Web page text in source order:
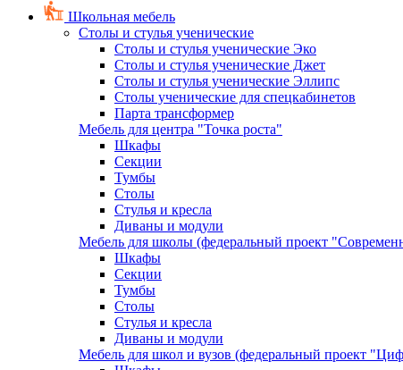
Школьная мебель
Столы и стулья ученические
Столы и стулья ученические Эко
Столы и стулья ученические Джет
Столы и стулья ученические Эллипс
Столы ученические для спецкабинетов
Парта трансформер
Мебель для центра "Точка роста"
Шкафы
Секции
Тумбы
Столы
Стулья и кресла
Диваны и модули
Мебель для школы (федеральный проект
Шкафы
Секции
Тумбы
Столы
Стулья и кресла
Диваны и модули
Мебель для школ и вузов (федеральный проект